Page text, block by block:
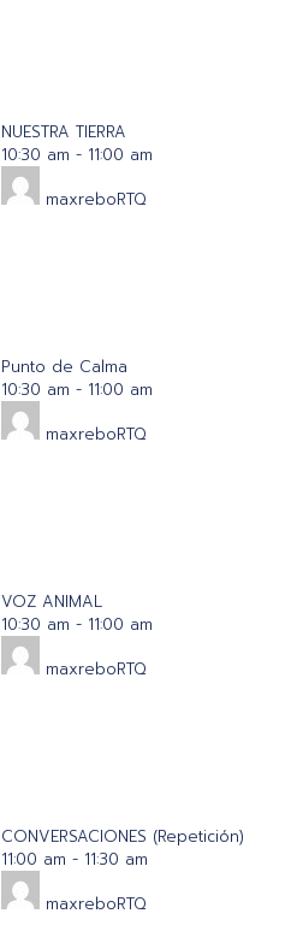
NUESTRA TIERRA
10:30 am - 11:00 am
maxreboRTQ
Punto de Calma
10:30 am - 11:00 am
maxreboRTQ
VOZ ANIMAL
10:30 am - 11:00 am
maxreboRTQ
CONVERSACIONES (Repetición)
11:00 am - 11:30 am
maxreboRTQ